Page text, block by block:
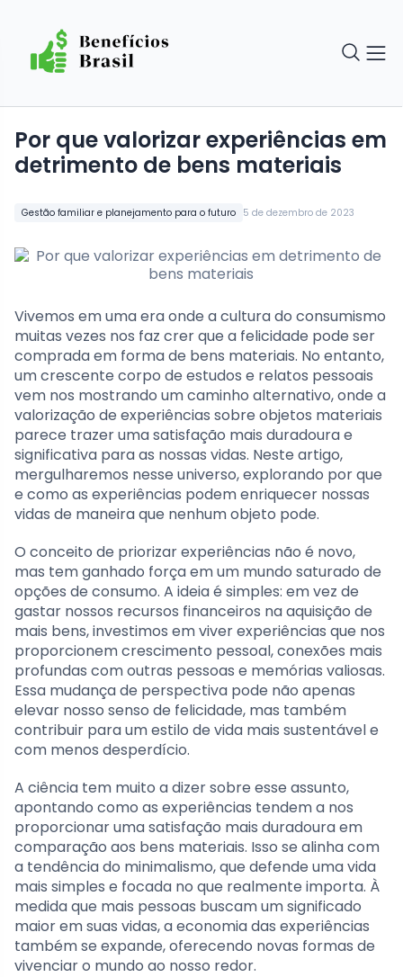
Gestão familiar e planejamento para o futuro 5 de dezembro de 2023
Por que valorizar experiências em
detrimento de bens materiais
Vivemos em uma era onde a cultura do consumismo
muitas vezes nos faz crer que a felicidade pode ser
comprada em forma de bens materiais. No entanto,
um crescente corpo de estudos e relatos pessoais
vem nos mostrando um caminho alternativo, onde a
valorização de experiências sobre objetos materiais
parece trazer uma satisfação mais duradoura e
significativa para as nossas vidas. Neste artigo,
mergulharemos nesse universo, explorando por que
e como as experiências podem enriquecer nossas
vidas de maneira que nenhum objeto pode.
O conceito de priorizar experiências não é novo,
mas tem ganhado força em um mundo saturado de
opções de consumo. A ideia é simples: em vez de
gastar nossos recursos financeiros na aquisição de
mais bens, investimos em viver experiências que nos
proporcionem crescimento pessoal, conexões mais
profundas com outras pessoas e memórias valiosas.
Essa mudança de perspectiva pode não apenas
elevar nosso senso de felicidade, mas também
contribuir para um estilo de vida mais sustentável e
com menos desperdício.
A ciência tem muito a dizer sobre esse assunto,
apontando como as experiências tendem a nos
proporcionar uma satisfação mais duradoura em
comparação aos bens materiais. Isso se alinha com
a tendência do minimalismo, que defende uma vida
mais simples e focada no que realmente importa. À
medida que mais pessoas buscam um significado
maior em suas vidas, a economia das experiências
também se expande, oferecendo novas formas de
vivenciar o mundo ao nosso redor.